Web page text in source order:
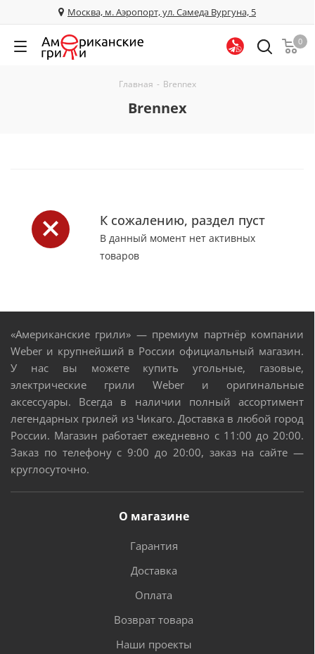
Москва, м. Аэропорт, ул. Самеда Вургуна, 5
0
Главная - Brennex
Brennex
К сожалению, раздел пуст
В данный момент нет активных
товаров
«Американские грили» — премиум партнёр компании
Weber и крупнейший в России официальный магазин.
У нас вы можете купить угольные, газовые,
электрические грили Weber и оригинальные
аксессуары. Всегда в наличии полный ассортимент
легендарных грилей из Чикаго. Доставка в любой город
России. Магазин работает ежедневно с 11:00 до 20:00.
Заказ по телефону с 9:00 до 20:00, заказ на сайте —
круглосуточно.
О магазине
Гарантия
Доставка
Оплата
Возврат товара
Наши проекты